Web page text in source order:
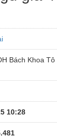
Bách Khoa
10:28